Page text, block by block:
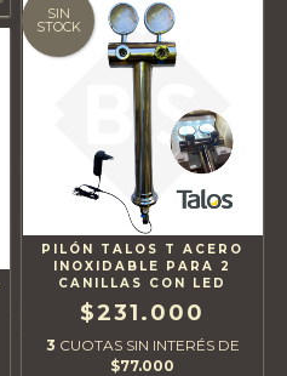
SIN
STOCK
PILÓN TALOS T ACERO
INOXIDABLE PARA 2
CANILLAS CON LED
$231.000
3 CUOTAS SIN INTERÉS DE
$77.000